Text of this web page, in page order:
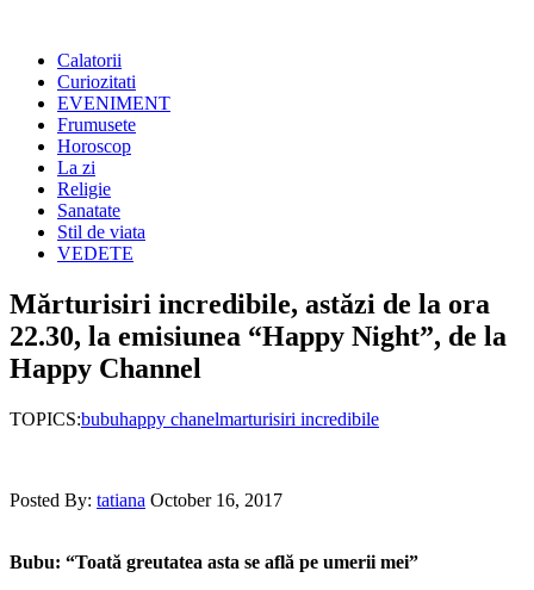
Calatorii
Curiozitati
EVENIMENT
Frumusete
Horoscop
La zi
Religie
Sanatate
Stil de viata
VEDETE
Mărturisiri incredibile, astăzi de la ora
22.30, la emisiunea “Happy Night”, de la
Happy Channel
TOPICS:bubuhappy chanelmarturisiri incredibile
Posted By: tatiana October 16, 2017
Bubu: “Toată greutatea asta se află pe umerii mei”